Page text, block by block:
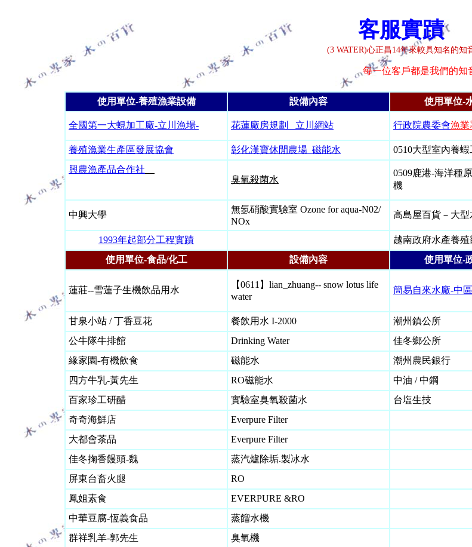
客服實蹟
(3 WATER)心正昌14年來較具知名的知
每一位客戶都是我們的知音 我們
使用單位-養殖漁業設備 設備內容 使用單位-
全國第一大蜆加工廠-立川漁場- 花蓮廠房規劃 立川網站 行政院農委會漁業
養殖漁業生產區發展協會
彰化漢寶休閒農場 磁能水 0510大型室內養蝦
興農漁產品合作社
臭氧殺菌水
0509鹿港-海洋種
機
中興大學
無氬硝酸實驗室 Ozone for aqua-N02/
NOx
高島屋百貨－大
1993年起部分工程實蹟 越南政府水產養殖
使用單位-食品/化工
設備內容 使用單位-
蓮莊--雪蓮子生機飲品用水
【0611】lian_zhuang-- snow lotus life
water
簡易自來水廠-中
甘泉小站 / 丁香豆花
餐飲用水 I-2000 潮州鎮公所
公牛隊牛排館
Drinking Water 佳冬鄉公所
緣家園-有機飲食
磁能水 潮州農民銀行
四方牛乳-黃先生
RO磁能水 中油 / 中鋼
百家珍工研醋
實驗室臭氧殺菌水 台塩生技
奇奇海鮮店
Everpure Filter
大都會茶品
Everpure Filter
佳冬掬香饅頭-魏
蒸汽爐除垢.製冰水
屏東台畜火腿
RO
鳳姐素食
EVERPURE &RO
中華豆腐-恆義食品
蒸餾水機
群祥乳羊-郭先生
臭氧機